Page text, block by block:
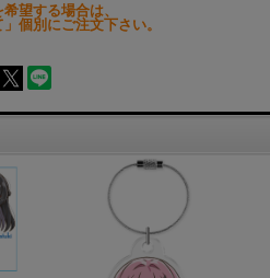
望する場合は、
個別にご注文下さい。